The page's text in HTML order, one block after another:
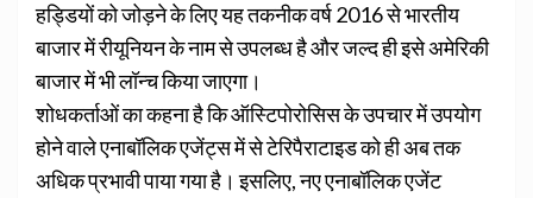
हड्डियों को जोड़ने के लिए यह तकनीक वर्ष 2016 से भारतीय
बाजार में रीयूनियन के नाम से उपलब्ध है और जल्द ही इसे अमेरिकी
बाजार में भी लॉन्च किया जाएगा।
शोधकर्ताओं का कहना है कि ऑस्टिपोरोसिस के उपचार में उपयोग
होने वाले एनाबॉलिक एजेंट्स में से टेरिपैराटाइड को ही अब तक
अधिक प्रभावी पाया गया है।इसलिए, नए एनाबॉलिक एजेंट